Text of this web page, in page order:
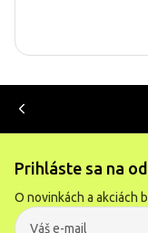
Prihláste sa na
O novinkách a akciách